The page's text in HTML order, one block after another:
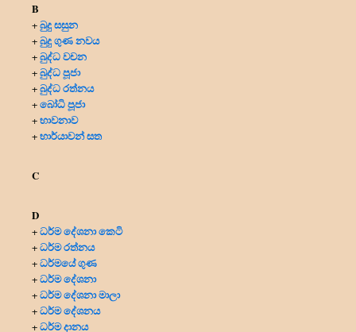
B
+බුදු සසුන
+බුදු ගුණ නවය
+බුද්ධ වචන
+බුද්ධ පූජා
+බුද්ධ රත්නය
+බෝධි පූජා
+භාවනාව
+භාර්යාවන් සත
C
D
+ධර්ම දේශනා කෙටි
+ධර්ම රත්නය
+ධර්මයේ ගුණ
+ධර්ම දේශනා
+ධර්ම දේශනා මාලා
+ධර්ම දේශනය
+ධර්ම දානය